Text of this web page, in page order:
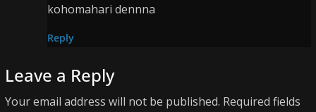
kohomahari dennna
Reply
Leave a Reply
Your email address will not be published. Required fields